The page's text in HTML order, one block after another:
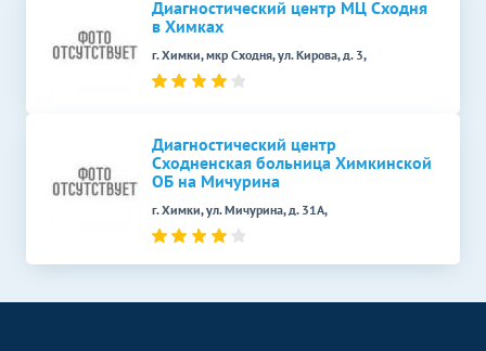
УЗИ вен верхних
конечностей (дуплексное)
2500р. -
УЗИ артерий верхних
Рентген зубов Без контраста С контрастом
Радиовизиография 350р.
диагностика
Электрокардиография
Диагностический центр МЦ Сходня
в Химках
г. Химки, мкр Сходня, ул. Кирова, д. 3,
Диагностический центр
Сходненская больница Химкинской
ОБ на Мичурина
г. Химки, ул. Мичурина, д. 31А,